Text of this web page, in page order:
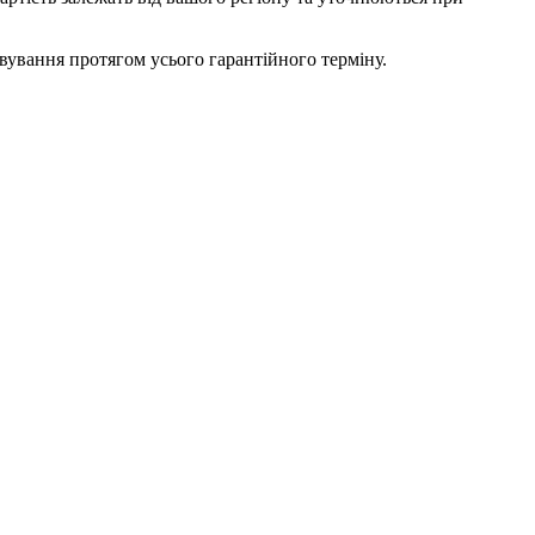
протягом усього гарантійного терміну.